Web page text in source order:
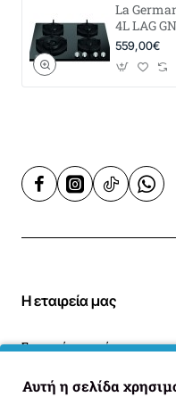
La
4L LAG GN
559,00€
Η εταιρεία μας
Σχετικά με εμάς
Blog
Αυτή η σελίδα